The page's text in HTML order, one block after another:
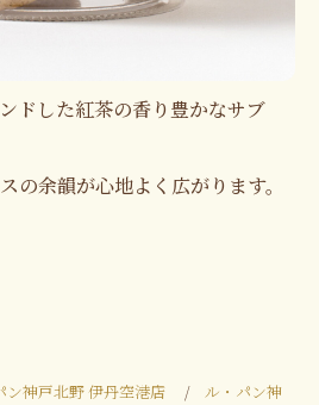
ドした紅茶の香り豊かなサブ
の余韻が心地よく広がります。
ン神戸北野 伊丹空港店
ル・パン神